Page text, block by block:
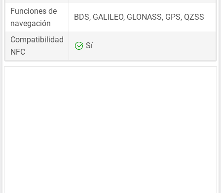
Funciones de
navegación
BDS, GALILEO, GLONASS, GPS, QZSS
Compatibilidad
NFC
Sí